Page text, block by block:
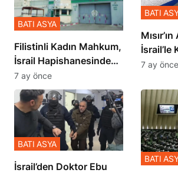
Filistinli Kadın Mahkum,
İsrail Hapishanesindeki
Zulmü Anlattı
BATI ASYA
7 ay önce
İsrail’le
İçinde
BATI
7 ay önce
İsrail’den Doktor Ebu
BATI ASYA
BATI